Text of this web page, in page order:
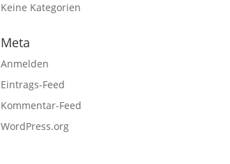
Keine Kategorien
Meta
Anmelden
Eintrags-Feed
Kommentar-Feed
WordPress.org